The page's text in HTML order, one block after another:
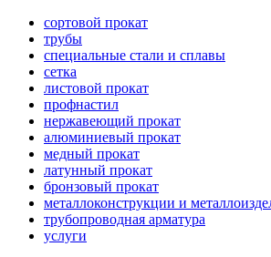
сортовой прокат
трубы
специальные стали и сплавы
сетка
листовой прокат
профнастил
нержавеющий прокат
алюминиевый прокат
медный прокат
латунный прокат
бронзовый прокат
металлоконструкции и
трубопроводная арматура
услуги